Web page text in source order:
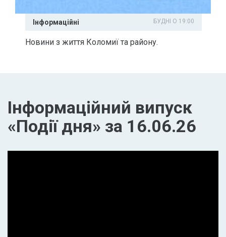
Інформаційні БУДНІ О 19:00
Новини з життя Коломиї та району.
Інформаційний випуск
«Події дня» за 16.06.26